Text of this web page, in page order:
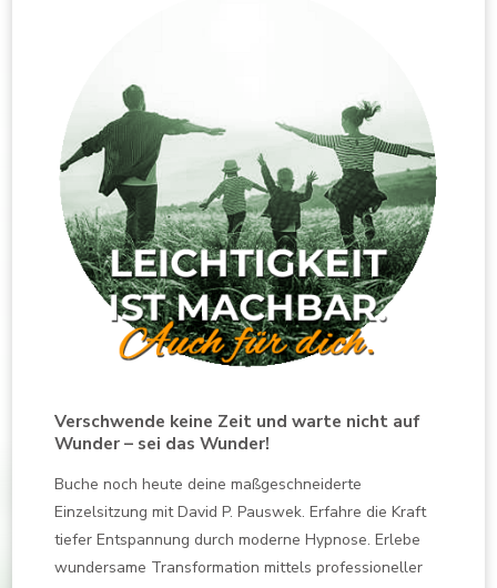
Verschwende keine Zeit und warte nicht auf
Wunder – sei das Wunder!
Buche noch heute deine maßgeschneiderte
Einzelsitzung mit David P. Pauswek. Erfahre die Kraft
tiefer Entspannung durch moderne Hypnose. Erlebe
wundersame Transformation mittels professioneller